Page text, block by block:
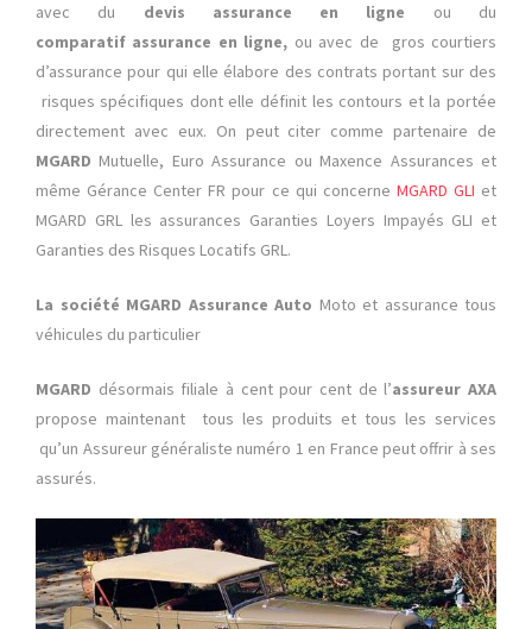
avec du devis assurance en ligne ou du
comparatif assurance en ligne, ou avec de gros courtiers
d’assurance pour qui elle élabore des contrats portant sur des
risques spécifiques dont elle définit les contours et la portée
directement avec eux. On peut citer comme partenaire de
MGARD Mutuelle, Euro Assurance ou Maxence Assurances et
même Gérance Center FR pour ce qui concerne MGARD GLI et
MGARD GRL les assurances Garanties Loyers Impayés GLI et
Garanties des Risques Locatifs GRL.
La société MGARD Assurance Auto Moto et assurance tous
véhicules du particulier
MGARD désormais filiale à cent pour cent de l’assureur AXA
propose maintenant tous les produits et tous les services
qu’un Assureur généraliste numéro 1 en France peut offrir à ses
assurés.